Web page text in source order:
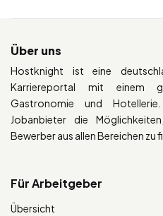
Über uns
Hostknight ist eine
Karriereportal mit einem
Gastronomie und
Jobanbieter die
Bewerber aus allen Bereichen zu
Für Arbeitgeber
Übersicht